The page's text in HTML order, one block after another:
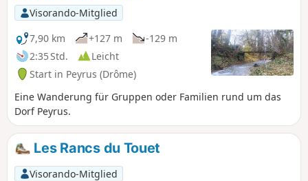
Visorando-Mitglied
7,90 km
+127 m
-129 m
2:35 Std.
Leicht
Start in Peyrus (Drôme)
Eine Wanderung für Gruppen oder Familien rund um das
Dorf Peyrus.
Les Rancs du Touet
Visorando-Mitglied